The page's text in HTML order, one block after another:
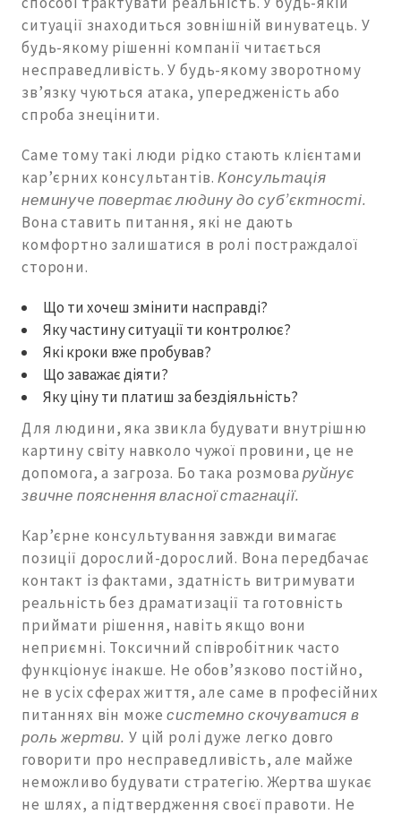
ситуації знаходиться зовнішній винуватець. У
будь-якому рішенні компанії читається
несправедливість. У будь-якому зворотному
зв’язку чуються атака, упередженість або
спроба знецінити.
Саме тому такі люди рідко стають клієнтами
кар’єрних консультантів.Консультація
неминуче повертає людину до суб’єктності.
Вона ставить питання, які не дають
комфортно залишатися в ролі постраждалої
сторони.
Що ти хочеш змінити насправді?
Яку частину ситуації ти контролює?
Які кроки вже пробував?
Що заважає діяти?
Яку ціну ти платиш за бездіяльність?
Для людини, яка звикла будувати внутрішню
картину світу навколо чужої провини, це не
допомога, а загроза. Бо така розмоваруйнує
звичне пояснення власної стагнації.
Кар’єрне консультування завжди вимагає
позиції дорослий-дорослий. Вона передбачає
контакт із фактами, здатність витримувати
реальність без драматизації та готовність
приймати рішення, навіть якщо вони
неприємні. Токсичний співробітник часто
функціонує інакше. Не обов’язково постійно,
не в усіх сферах життя, але саме в професійних
питаннях він можесистемно скочуватися в
роль жертви. У цій ролі дуже легко довго
говорити про несправедливість, але майже
неможливо будувати стратегію. Жертва шукає
не шлях, а підтвердження своєї правоти. Не